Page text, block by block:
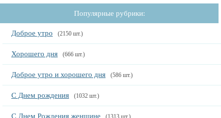
Популярные рубрики:
Доброе утро (2150 шт.)
Хорошего дня (666 шт.)
Доброе утро и хорошего дня (586 шт.)
С Днем рождения (1032 шт.)
С Днем Рождения женщине (1313 шт.)